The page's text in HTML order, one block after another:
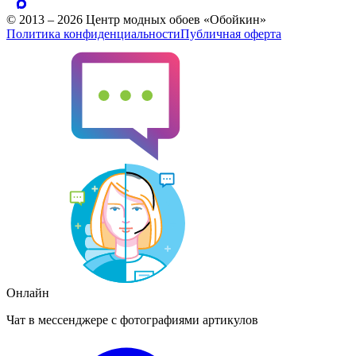
© 2013 – 2026 Центр модных обоев «Обойкин»
Политика конфиденциальностиПубличная оферта
Онлайн
Чат в мессенджере с фотографиями артикулов